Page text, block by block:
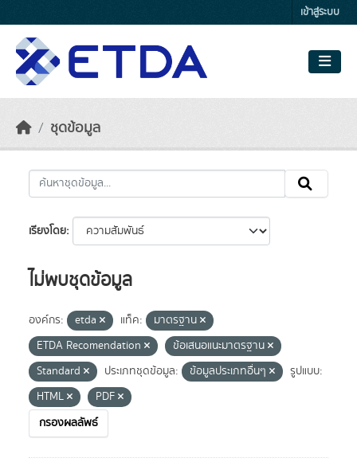
เข้าสู่ระบบ
ชุดข้อมูล
เรียงโดย
ไม่พบชุดข้อมูล
องค์กร: etda แท็ค:
มาตรฐาน
ETDA Recomendation
ข้อเสนอแนะมาตรฐาน
Standard
ประเภทชุดข้อมูล: ข้อมูลประเภทอื่นๆ
รูปแบบ:
HTML
PDF
กรองผลลัพธ์